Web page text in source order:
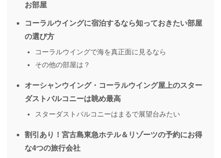
お部屋
コーラルウイングに宿泊するなら知っておきたい部屋
の選び方
コーラルウイングで海を真正面に見るなら
その他の部屋は？
オーシャンウイング・コーラルウイング屋上のスター
ダストバルコニーは眺め最高
スターダストバルコニーはまるで展望台みたい
割引あり！宮古島東急ホテル＆リゾーツの予約にお得
な4つの旅行会社